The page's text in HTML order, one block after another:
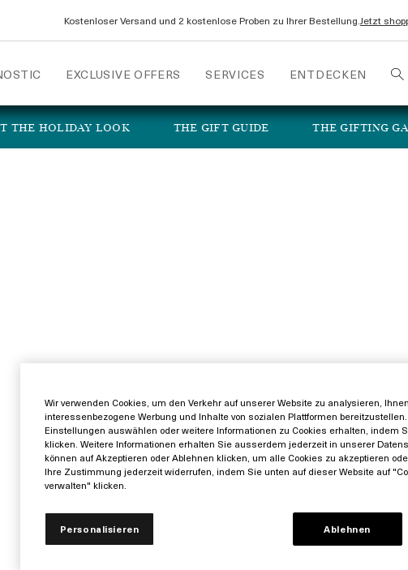
Kostenloser Versand und 2 kostenlose Proben zu Ihrer Bestellung.Jetzt
EXCLUSIVE OFFERS SERVICES ENTDECKEN
THE HOLIDAY LOOK THE GIFT GUIDE THE GIFTING
IHR FESTLICHER LOOK
FESTLICH & FRISCH
JETZT ENTDECKEN
Wir verwenden Cookies, um den Verkehr auf unserer Website zu analysieren,
interessenbezogene Werbung und Inhalte von sozialen Plattformen
Einstellungen auswählen oder weitere Informationen zu Cookies erhalten, indem
klicken. Weitere Informationen erhalten Sie ausserdem jederzeit in unserer
können auf Akzeptieren oder Ablehnen klicken, um alle Cookies zu akzeptieren
Ihre Zustimmung jederzeit widerrufen, indem Sie unten auf dieser Website auf
verwalten" klicken.
Personalisieren Ablehnen